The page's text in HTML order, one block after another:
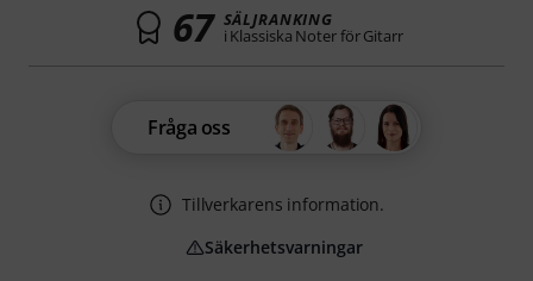
67 SÄLJRANKING
i Klassiska Noter för Gitarr
Fråga oss
Tillverkarens information.
Säkerhetsvarningar